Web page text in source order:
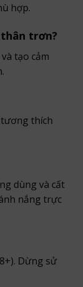
hợp.
trơn?
tạo cảm
thích
dùng và cất
nắng trực
Dừng sử